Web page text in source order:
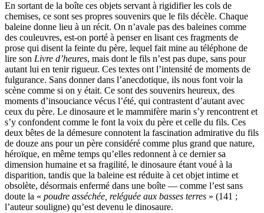
En sortant de la boîte ces objets servant à rigidifier les cols de
chemises, ce sont ses propres souvenirs que le fils décèle. Chaque
baleine donne lieu à un récit. On n’avale pas des baleines comme
des couleuvres, est-on porté à penser en lisant ces fragments de
prose qui disent la feinte du père, lequel fait mine au téléphone de
lire son Livre d’heures, mais dont le fils n’est pas dupe, sans pour
autant lui en tenir rigueur. Ces textes ont l’intensité de moments de
fulgurance. Sans donner dans l’anecdotique, ils nous font voir la
scène comme si on y était. Ce sont des souvenirs heureux, des
moments d’insouciance vécus l’été, qui contrastent d’autant avec
ceux du père. Le dinosaure et le mammifère marin s’y rencontrent et
s’y confondent comme le font la voix du père et celle du fils. Ces
deux bêtes de la démesure connotent la fascination admirative du fils
de douze ans pour un père considéré comme plus grand que nature,
héroïque, en même temps qu’elles redonnent à ce dernier sa
dimension humaine et sa fragilité, le dinosaure étant voué à la
disparition, tandis que la baleine est réduite à cet objet intime et
obsolète, désormais enfermé dans une boîte — comme l’est sans
doute la « poudre asséchée, reléguée aux basses terres » (141 ;
l’auteur souligne) qu’est devenu le dinosaure.